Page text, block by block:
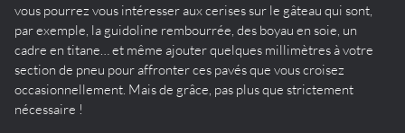
vous pourrez vous intéresser aux cerises sur le gâteau qui sont,
par exemple, la guidoline rembourrée, des boyau en soie, un
cadre en titane… et même ajouter quelques millimètres à votre
section de pneu pour affronter ces pavés que vous croisez
occasionnellement. Mais de grâce, pas plus que strictement
nécessaire !